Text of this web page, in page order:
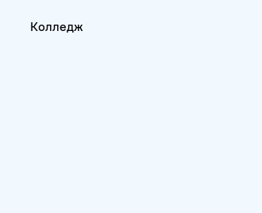
Колледж